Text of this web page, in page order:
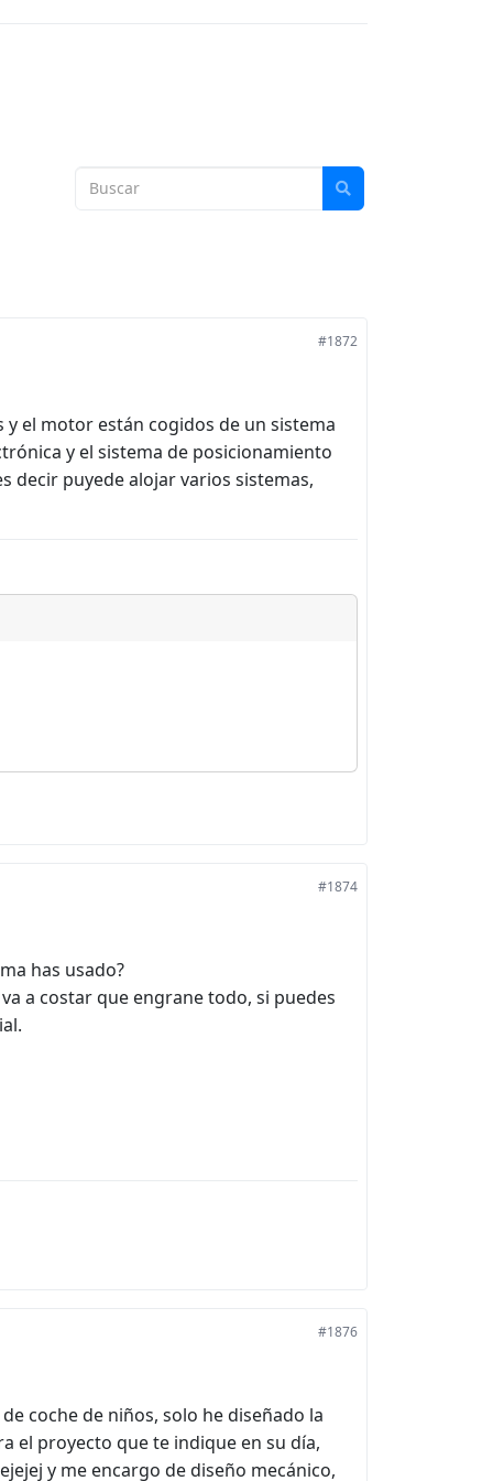
#1872
el motor están cogidos de un sistema
y el sistema de posicionamiento
decir puyede alojar varios sistemas,
#1874
has usado?
a costar que engrane todo, si puedes
#1876
coche de niños, solo he diseñado la
el proyecto que te indique en su día,
y me encargo de diseño mecánico,